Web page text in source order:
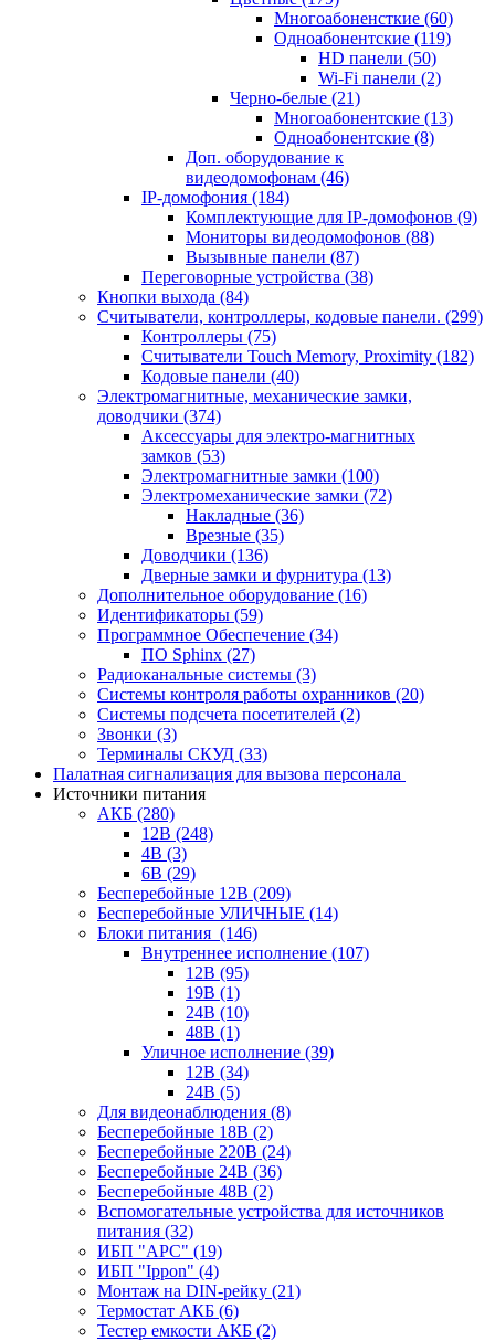
Многоабоненсткие (60)
Одноабонентские (119)
HD панели (50)
Wi-Fi панели (2)
Черно-белые (21)
Многоабонентские (13)
Одноабонентские (8)
Доп. оборудование к
видеодомофонам (46)
IP-домофония (184)
Комплектующие для IP-домофонов (9)
Мониторы видеодомофонов (88)
Вызывные панели (87)
Переговорные устройства (38)
Кнопки выхода (84)
Считыватели, контроллеры, кодовые панели. (299)
Контроллеры (75)
Считыватели Touch Memory, Proximity (182)
Кодовые панели (40)
Электромагнитные, механические замки,
доводчики (374)
Аксессуары для электро-магнитных
замков (53)
Электромагнитные замки (100)
Электромеханические замки (72)
Накладные (36)
Врезные (35)
Доводчики (136)
Дверные замки и фурнитура (13)
Дополнительное оборудование (16)
Идентификаторы (59)
Программное Обеспечение (34)
ПО Sphinx (27)
Радиоканальные системы (3)
Системы контроля работы охранников (20)
Системы подсчета посетителей (2)
Звонки (3)
Терминалы СКУД (33)
Палатная сигнализация для вызова персонала
Источники питания
АКБ (280)
12В (248)
4В (3)
6В (29)
Бесперебойные 12В (209)
Бесперебойные УЛИЧНЫЕ (14)
Блоки питания (146)
Внутреннее исполнение (107)
12В (95)
19В (1)
24В (10)
48В (1)
Уличное исполнение (39)
12В (34)
24В (5)
Для видеонаблюдения (8)
Бесперебойные 18В (2)
Бесперебойные 220В (24)
Бесперебойные 24В (36)
Бесперебойные 48В (2)
Вспомогательные устройства для источников
питания (32)
ИБП "APC" (19)
ИБП "Ippon" (4)
Монтаж на DIN-рейку (21)
Термостат АКБ (6)
Тестер емкости АКБ (2)